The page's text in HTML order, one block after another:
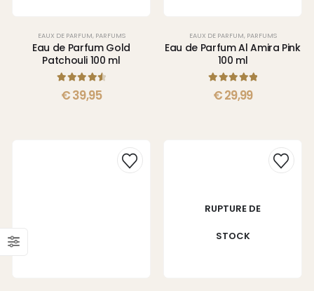
EAUX DE PARFUM, PARFUMS
Eau de Parfum Gold
Patchouli 100 ml
4.67sur 5
€39,95
EAUX DE PARFUM, PARFUMS
Eau de Parfum Al Amira Pink
100 ml
5.00sur 5
€29,99
RUPTURE DE
STOCK